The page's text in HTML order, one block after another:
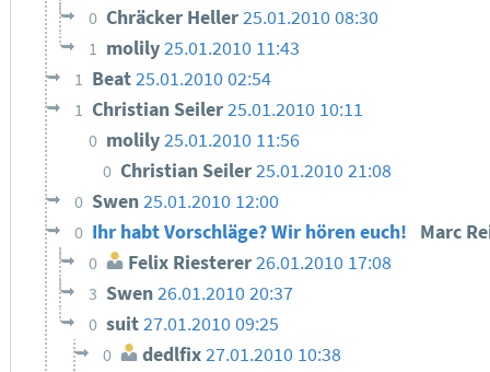
0 Chräcker Heller25.01.2010 08:30
1 molily25.01.2010 11:43
1 Beat25.01.2010 02:54
1 Christian Seiler25.01.2010 10:11
0 molily25.01.2010 11:56
0 Christian Seiler25.01.2010 21:08
0 Swen25.01.2010 12:00
0 Ihr habt Vorschläge? Wir hören euch! Marc
0 Felix Riesterer26.01.2010 17:08
3 Swen26.01.2010 20:37
0 suit27.01.2010 09:25
0 dedlfix27.01.2010 10:38